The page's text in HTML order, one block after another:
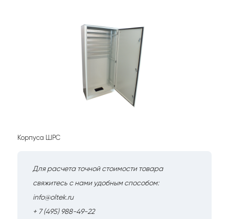
Корпуса ШРС
Для расчета точной стоимости товара
свяжитесь с нами удобным способом:
info@oltek.ru
+ 7 (495) 988-49-22